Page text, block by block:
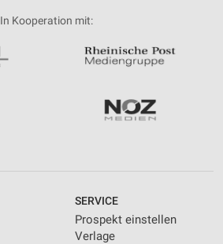
In Kooperation mit:
SERVICE
Prospekt einstellen
Verlage